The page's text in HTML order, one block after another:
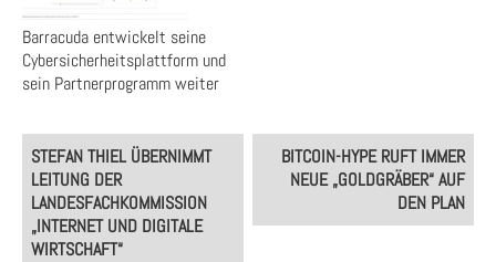
Barracuda entwickelt seine
Cybersicherheitsplattform und
sein Partnerprogramm weiter
Post
navigation
STEFAN THIEL ÜBERNIMMT
LEITUNG DER
LANDESFACHKOMMISSION
„INTERNET UND DIGITALE
WIRTSCHAFT“
BITCOIN-HYPE RUFT IMMER
NEUE „GOLDGRÄBER“ AUF
DEN PLAN